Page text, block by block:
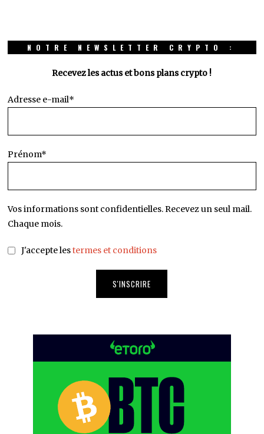
NOTRE NEWSLETTER CRYPTO :
Recevez les actus et bons plans crypto !
Adresse e-mail*
Prénom*
Vos informations sont confidentielles. Recevez un seul mail.
Chaque mois.
J'accepte lestermes et conditions